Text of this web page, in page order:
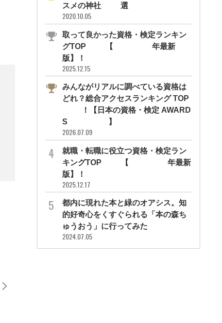
になる？採用担当
スメの神社11選
2020.10.05
取って良かった資格・検定ランキン
グTOP10【2026年最新
版】！
2025.12.15
みんながリアルに調べている資格は
どれ？総合アクセスランキング TOP
10！【日本の資格・検定 AWARD
S 2026】
2026.07.09
就職・転職に役立つ資格・検定ラン
キングTOP30【2026年最新
版】！
2025.12.17
都内に現れた本と緑のオアシス。知
的好奇心をくすぐられる「本の森ち
ゅうおう」に行ってみた
2024.07.05